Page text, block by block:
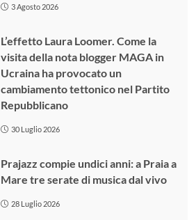
3 Agosto 2026
L’effetto Laura Loomer. Come la
visita della nota blogger MAGA in
Ucraina ha provocato un
cambiamento tettonico nel Partito
Repubblicano
30 Luglio 2026
Prajazz compie undici anni: a Praia a
Mare tre serate di musica dal vivo
28 Luglio 2026